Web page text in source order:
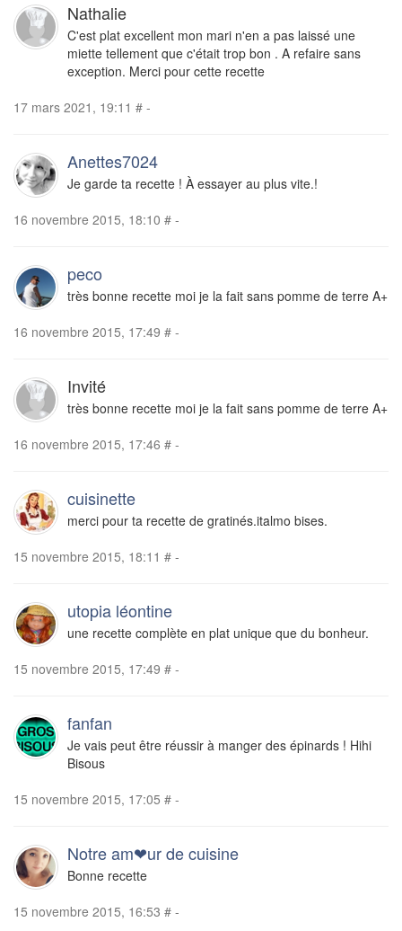
Nathalie
C'est plat excellent mon mari n'en a pas laissé une
miette tellement que c'était trop bon . A refaire sans
exception. Merci pour cette recette
17 mars 2021, 19:11 # -
Anettes7024
Je garde ta recette ! À essayer au plus vite.!
16 novembre 2015, 18:10 # -
peco
très bonne recette moi je la fait sans pomme de terre A+
16 novembre 2015, 17:49 # -
Invité
très bonne recette moi je la fait sans pomme de terre A+
16 novembre 2015, 17:46 # -
cuisinette
merci pour ta recette de gratinés.italmo bises.
15 novembre 2015, 18:11 # -
utopia léontine
une recette complète en plat unique que du bonheur.
15 novembre 2015, 17:49 # -
fanfan
Je vais peut être réussir à manger des épinards ! Hihi
Bisous
15 novembre 2015, 17:05 # -
Notre am❤ur de cuisine
Bonne recette
15 novembre 2015, 16:53 # -